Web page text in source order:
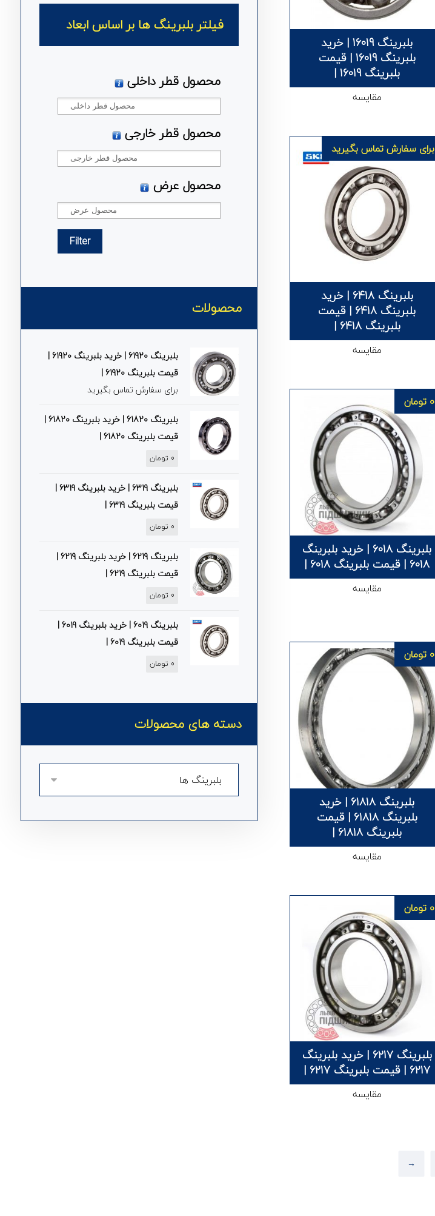
بلبرینگ 16019 | خرید
بلبرینگ 16019 | قیمت
بلبرینگ 16019 |
مقایسه
بلبرینگ 6418 | خرید
بلبرینگ 6418 | قیمت
بلبرینگ 6418 |
برای سفارش تماس بگیرید
مقایسه
بلبرینگ 6018 | خرید بلبرینگ
6018 | قیمت بلبرینگ 6018 |
0 تومان
مقایسه
بلبرینگ 61818 | خرید
بلبرینگ 61818 | قیمت
بلبرینگ 61818 |
0 تومان
مقایسه
بلبرینگ 6217 | خرید بلبرینگ
6217 | قیمت بلبرینگ 6217 |
0 تومان
مقایسه
→
فیلتر بلبرینگ ها بر اساس ابعاد
محصول قطر داخلی
محصول قطر خارجی
محصول عرض
Filter
محصولات
بلبرینگ 61920 | خرید بلبرینگ 61920 |
قیمت بلبرینگ 61920 |
برای سفارش تماس بگیرید
بلبرینگ 61820 | خرید بلبرینگ 61820 |
قیمت بلبرینگ 61820 |
0 تومان
بلبرینگ 6319 | خرید بلبرینگ 6319 |
قیمت بلبرینگ 6319 |
0 تومان
بلبرینگ 6219 | خرید بلبرینگ 6219 |
قیمت بلبرینگ 6219 |
0 تومان
بلبرینگ 6019 | خرید بلبرینگ 6019 |
قیمت بلبرینگ 6019 |
0 تومان
دسته های محصولات